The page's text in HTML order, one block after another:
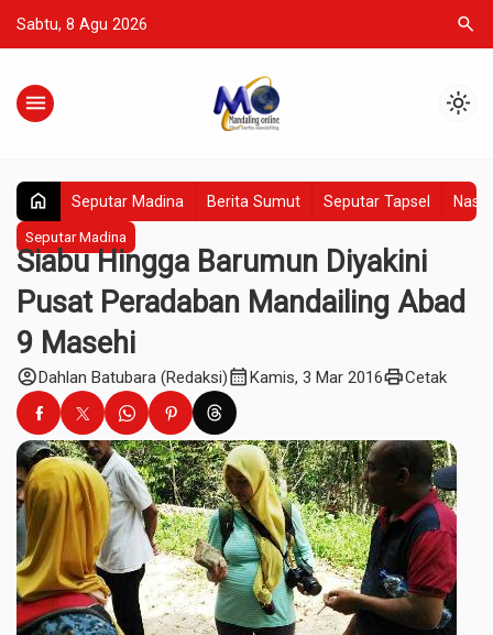
Sabtu, 8 Agu 2026 search
menu light_mode
home Seputar Madina Berita Sumut Seputar Tapsel
Seputar Madina
Siabu Hingga Barumun Diyakini
Pusat Peradaban Mandailing Abad
9 Masehi
account_circleDahlan Batubara (Redaksi)calendar_monthKamis, 3 Mar 2016printCetak